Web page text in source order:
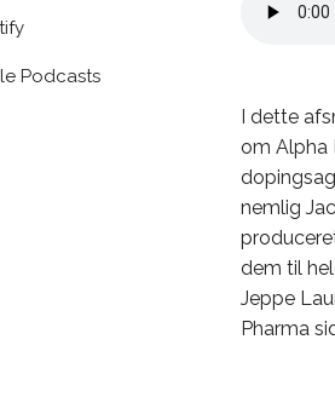
Podcasts
I dette
om Alpha
nemlig
dem til
Jeppe
Pharma